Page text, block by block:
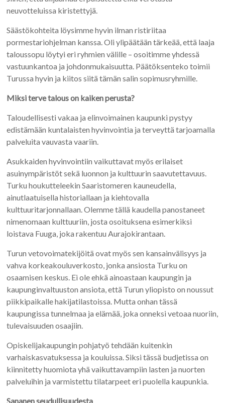
neuvotteluissa kiristettyjä.
Säästökohteita löysimme hyvin ilman ristiriitaa
pormestariohjelman kanssa. Oli ylipäätään tärkeää, että laaja
taloussopu löytyi eri ryhmien välille – osoitimme yhdessä
vastuunkantoa ja johdonmukaisuutta. Päätöksenteko toimii
Turussa hyvin ja kiitos siitä tämän salin sopimusryhmille.
Miksi terve talous on kaiken perusta?
Taloudellisesti vakaa ja elinvoimainen kaupunki pystyy
edistämään kuntalaisten hyvinvointia ja terveyttä tarjoamalla
palveluita vauvasta vaariin.
Asukkaiden hyvinvointiin vaikuttavat myös erilaiset
asuinympäristöt sekä luonnon ja kulttuurin saavutettavuus.
Turku houkutteleekin Saaristomeren kauneudella,
ainutlaatuisella historiallaan ja kiehtovalla
kulttuuritarjonnallaan. Olemme tällä kaudella panostaneet
nimenomaan kulttuuriin, josta osoituksena esimerkiksi
loistava Fuuga, joka rakentuu Aurajokirantaan.
Turun vetovoimatekijöitä ovat myös sen kansainvälisyys ja
vahva korkeakouluverkosto, jonka ansiosta Turku on
osaamisen keskus. Ei ole ehkä ainoastaan kaupungin ja
kaupunginvaltuuston ansiota, että Turun yliopisto on noussut
piikkipaikalle hakijatilastoissa. Mutta onhan tässä
kaupungissa tunnelmaa ja elämää, joka onneksi vetoaa nuoriin,
tulevaisuuden osaajiin.
Opiskelijakaupungin pohjatyö tehdään kuitenkin
varhaiskasvatuksessa ja kouluissa. Siksi tässä budjetissa on
kiinnitetty huomiota yhä vaikuttavampiin lasten ja nuorten
palveluihin ja varmistettu tilatarpeet eri puolella kaupunkia.
Sananen seudullisuudesta